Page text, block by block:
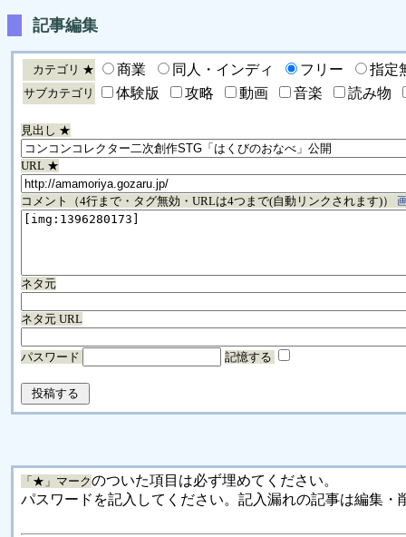
記事編集
カテゴリ ★ 商業 同人・インディ フリー 指定
サブカテゴリ 体験版 攻略 動画 音楽 読み物
見出し ★
URL ★
コメント（4行まで・タグ無効・URLは4つまで(自動リンクされます)）
ネタ元
ネタ元 URL
パスワード 記憶する
「★」マークのついた項目は必ず埋めてください。
パスワードを記入してください。記入漏れの記事は編集・